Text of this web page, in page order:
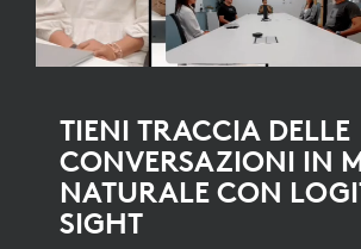
TIENI TRACCIA DELLE
CONVERSAZIONI IN
NATURALE CON
SIGHT